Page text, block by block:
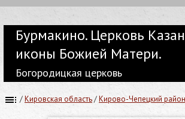
Бурмакино. Церковь
иконы Божией Матери.
Богородицкая церковь
/Кировская область/Кирово-Чепецкий район